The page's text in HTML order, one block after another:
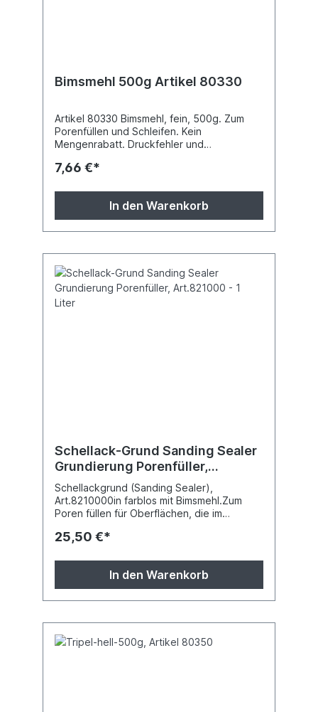
Bimsmehl 500g Artikel 80330
Artikel 80330 Bimsmehl, fein, 500g. Zum
Porenfüllen und Schleifen. Kein
Mengenrabatt. Druckfehler und
7,66 €*
In den Warenkorb
Schellack-Grund Sanding Sealer
Grundierung Porenfüller,
Art.821000 - 1 Liter
Schellackgrund (Sanding Sealer),
Art.8210000in farblos mit Bimsmehl.Zum
Poren füllen für Oberflächen, die im
Schellackpolituren behandelt werden.
5LiterAb 10 Stück 10% Rabatt.
25,50 €*
In den Warenkorb